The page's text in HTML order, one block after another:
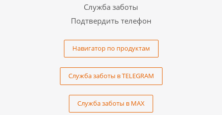
Служба заботы
Подтвердить телефон
Навигатор по продуктам
Служба заботы в TELEGRAM
Служба заботы в MAX